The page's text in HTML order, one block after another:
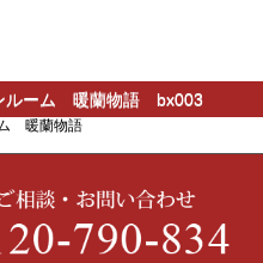
ルーム 暖蘭物語 bx003
ム 暖蘭物語